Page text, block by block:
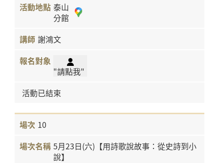
泰山
分館
謝鴻文
"請點我"
活動已結束
10
5月23日(六)【用詩歌說故事：從史詩到小
說】